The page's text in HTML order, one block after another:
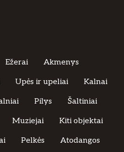
Ežerai Akmenys
Upės ir upeliai Kalnai
Pilys Šaltiniai
Muziejai Kiti objektai
Pelkės Atodangos